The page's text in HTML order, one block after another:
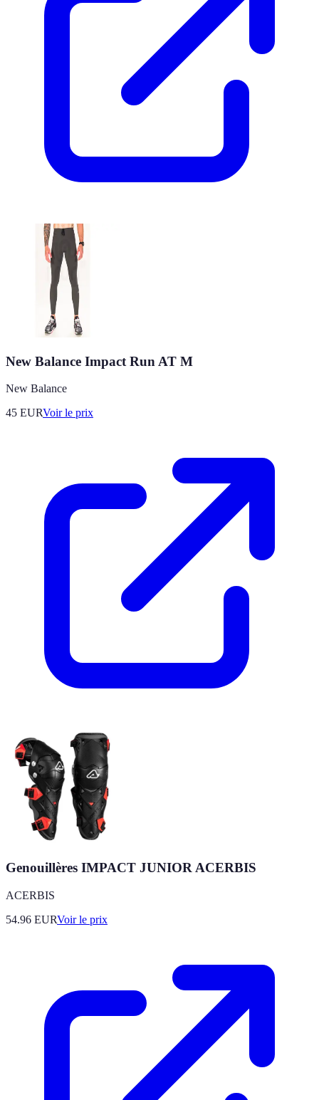
New Balance Impact Run AT M
New Balance
45 EURVoir le prix
Genouillères IMPACT JUNIOR ACERBIS
ACERBIS
54.96 EURVoir le prix